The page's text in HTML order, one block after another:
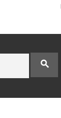
search